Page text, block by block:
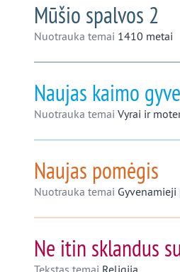
Mūšio spalvos 2
Nuotrauka temai 1410 metai
Naujas kaimo
Nuotrauka temai Vyrai ir
Naujas pomėgis
Nuotrauka temai
Ne itin sklandus
Tekstas temai Religija